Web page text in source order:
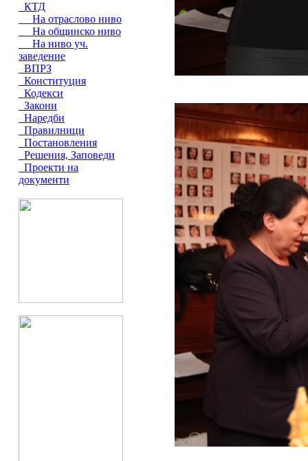
КТД
На отраслово ниво
На общинско ниво
На ниво уч.
заведение
ВПРЗ
Конституция
Кодекси
Закони
Наредби
Правилници
Постановления
Решения, Заповеди
Проекти на
документи